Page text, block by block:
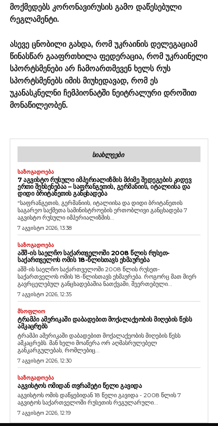
მოქმედებს კორონავირუსის გამო დაწესებული
რეგლამენტი.
ასევე ცნობილი გახდა, რომ უკრაინის დელეგაციამ
წინასწარ გააფრთხილა ფედერაცია, რომ უკრაინელი
სპორტსმენები არ ჩამოართმევენ ხელს რუს
სპორტსმენებს იმის მიუხედავად, რომ ეს
უკანასკნელნი ჩემპიონატში ნეიტრალური დროშით
მონაწილეობენ.
ᲡᲘᲐᲮᲚᲔᲔᲑᲘ
ᲡᲐᲖᲝᲒᲐᲓᲝᲔᲑᲐ
7 ᲐᲒᲕᲘᲡᲢᲝ ᲠᲣᲡᲣᲚᲘ ᲘᲛᲞᲔᲠᲘᲐᲚᲘᲖᲛᲘᲡ ᲛᲫᲘᲛᲔ ᲨᲔᲓᲔᲒᲔᲑᲘᲡ ᲙᲘᲓᲔᲕ
ᲔᲠᲗᲘ ᲨᲔᲮᲡᲔᲜᲔᲑᲐᲐ – ᲡᲐᲤᲠᲐᲜᲒᲔᲗᲘᲡ, ᲒᲔᲠᲛᲐᲜᲘᲘᲡ, ᲘᲢᲐᲚᲘᲘᲡᲐ ᲓᲐ
ᲓᲘᲓᲘ ᲑᲠᲘᲢᲐᲜᲔᲗᲘᲡ ᲒᲐᲜᲪᲮᲐᲓᲔᲑᲐ
“საფრანგეთის, გერმანიის, იტალიისა და დიდი ბრიტანეთის
საგარეო საქმეთა სამინისტროების ერთობლივი განცხადება 7
აგვისტო რუსული იმპერიალიზმის...
7 აგვისტო 2026, 13:38
ᲡᲐᲖᲝᲒᲐᲓᲝᲔᲑᲐ
ᲐᲨᲨ-ᲘᲡ ᲡᲐᲔᲚᲩᲝ ᲡᲐᲥᲐᲠᲗᲕᲔᲚᲝᲨᲘ 2008 ᲬᲚᲘᲡ ᲠᲣᲡᲔᲗ-
ᲡᲐᲥᲐᲠᲗᲕᲔᲚᲝᲡ ᲝᲛᲘᲡ 18-ᲬᲚᲘᲡᲗᲐᲕᲡ ᲔᲮᲛᲐᲣᲠᲔᲑᲐ
აშშ-ის საელჩო საქართველოში 2008 წლის რუსეთ-
საქართველოს ომის 18-წლისთავს ეხმაურება. როგორც მათ მიერ
გავრცელებულ განცხადებაშია ნათქვამი, შეერთებული...
7 აგვისტო 2026, 12:35
ᲛᲡᲝᲤᲚᲘᲝ
ᲢᲠᲐᲛᲞᲘ ᲐᲛᲔᲠᲘᲙᲐᲨᲘ ᲓᲐᲑᲐᲓᲔᲑᲘᲗ ᲛᲝᲥᲐᲚᲐᲥᲔᲝᲑᲘᲡ ᲛᲘᲦᲔᲑᲘᲡ ᲬᲔᲡᲡ
ᲐᲛᲙᲐᲪᲠᲔᲑᲡ
ტრამპი ამერიკაში დაბადებით მოქალაქეობის მიღების წესს
ამკაცრებს. მან ხელი მოაწერა ორ აღმასრულებელ
განკარგულებას, რომლებიც...
7 აგვისტო 2026, 12:30
ᲡᲐᲖᲝᲒᲐᲓᲝᲔᲑᲐ
ᲐᲒᲕᲘᲡᲢᲝᲡ ᲝᲛᲘᲓᲐᲜ ᲗᲕᲠᲐᲛᲔᲢᲘ ᲬᲔᲚᲘ ᲒᲐᲕᲘᲓᲐ
აგვისტოს ომის დაწყებიდან 18 წელი გავიდა - 2008 წლის 7
აგვიტოს საქართველოში რუსეთის რეგულარული...
7 აგვისტო 2026, 12:19